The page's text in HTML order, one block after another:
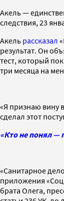
Акель —
следствия, 23
Акель рассказал
результат. Он
тест, который
три месяца на
«Я признаю вину
сделал этот
«Кто не понял —
«Санитарное
приложения
брата Олега,